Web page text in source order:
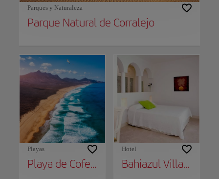
Parques y Naturaleza
Parque Natural de Corralejo
Playas
Playa de Cofete
Hotel
Bahiazul Villas & Club Fuerteventura